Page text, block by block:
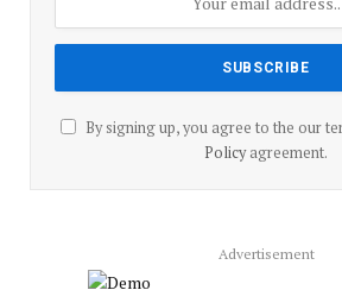
By signing up, you agree to the our
Policyagreement.
Advertisement